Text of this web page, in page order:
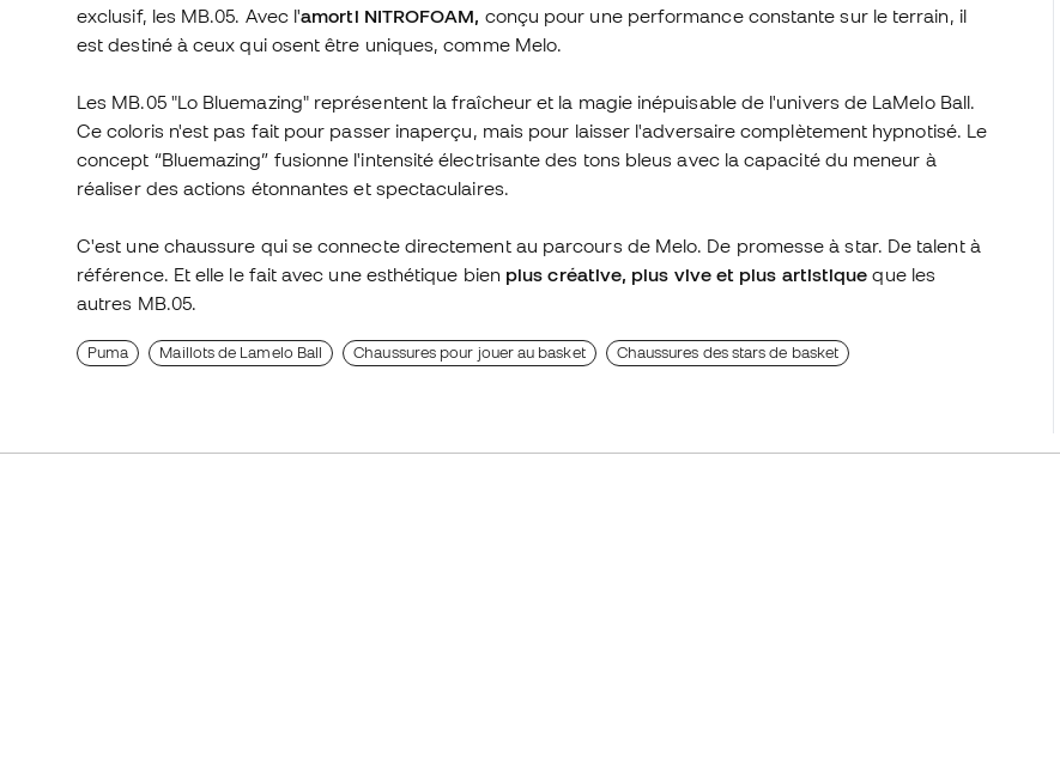
exclusif, les MB.05. Avec l'amorti NITROFOAM, conçu pour une performance constante sur le terrain, il
est destiné à ceux qui osent être uniques, comme Melo.
Les MB.05 "Lo Bluemazing" représentent la fraîcheur et la magie inépuisable de l'univers de LaMelo Ball.
Ce coloris n'est pas fait pour passer inaperçu, mais pour laisser l'adversaire complètement hypnotisé. Le
concept “Bluemazing” fusionne l'intensité électrisante des tons bleus avec la capacité du meneur à
réaliser des actions étonnantes et spectaculaires.
C'est une chaussure qui se connecte directement au parcours de Melo. De promesse à star. De talent à
référence. Et elle le fait avec une esthétique bien plus créative, plus vive et plus artistiqueque les
autres MB.05.
Puma Maillots de Lamelo Ball Chaussures pour jouer au basket Chaussures des stars de basket